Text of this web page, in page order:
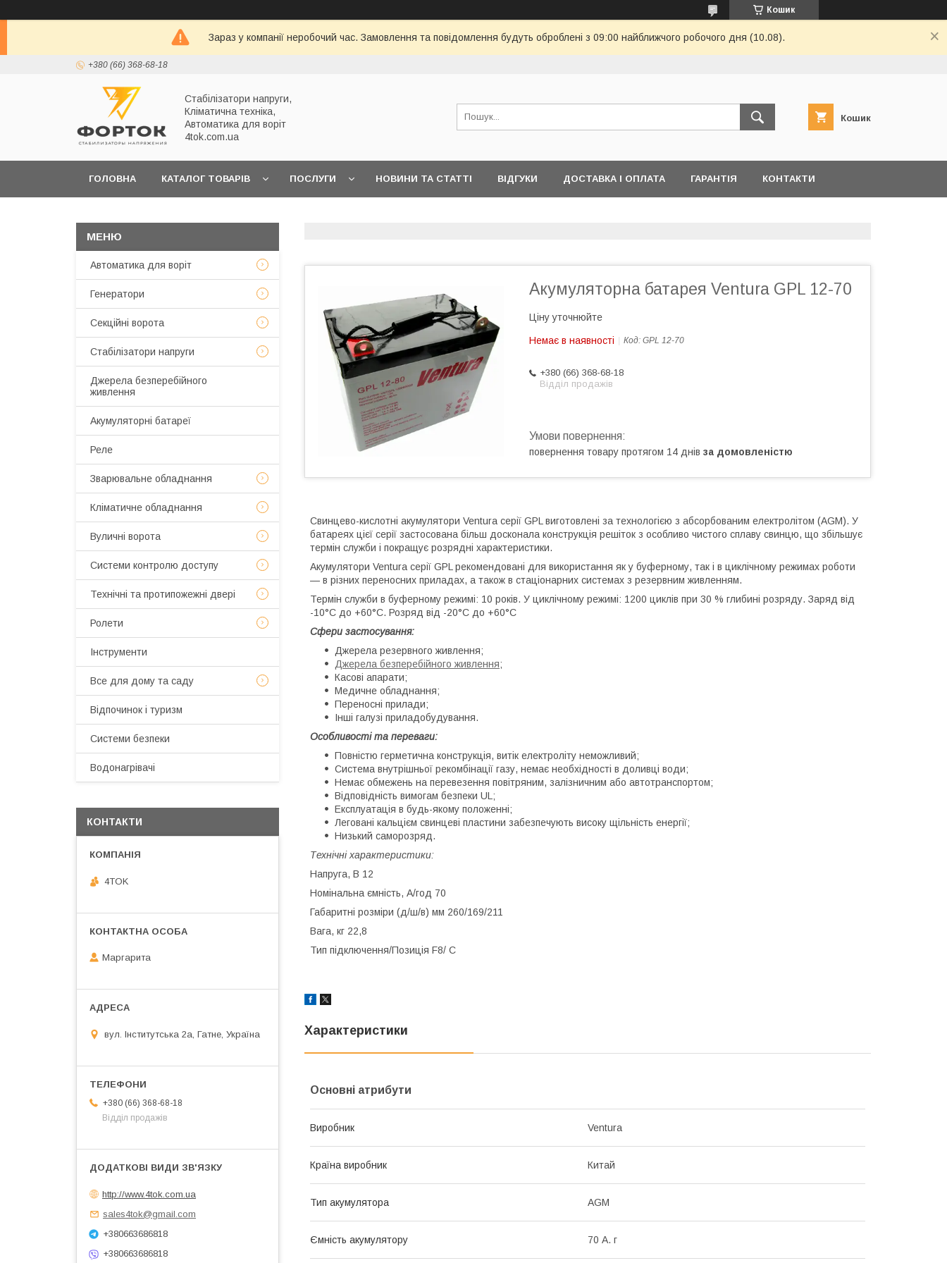
Кошик
Зараз у компанії неробочий час. Замовлення та повідомлення будуть оброблені з 09:00 найближчого робочого дня (10.08).
+380 (66) 368-68-18
Стабілізатори напруги,
Кліматична техніка,
Автоматика для воріт
4tok.com.ua
Кошик
ГОЛОВНА КАТАЛОГ ТОВАРІВ ПОСЛУГИ НОВИНИ ТА СТАТТІ ВІДГУКИ ДОСТАВКА І ОПЛАТА ГАРАНТІЯ КОНТАКТИ
Акумуляторна батарея Ventura GPL 12-70
Ціну уточнюйте
Немає в наявності Код: GPL 12-70
+380 (66) 368-68-18
Відділ продажів
повернення товару протягом 14 днів за домовленістю
Свинцево-кислотні акумулятори Ventura серії GPL виготовлені за технологією з абсорбованим електролітом (AGM). У
батареях цієї серії застосована більш досконала конструкція решіток з особливо чистого сплаву свинцю, що збільшує
термін служби і покращує розрядні характеристики.
Акумулятори Ventura серії GPL рекомендовані для використання як у буферному, так і в циклічному режимах роботи
— в різних переносних приладах, а також в стаціонарних системах з резервним живленням.
Термін служби в буферному режимі: 10 років. У циклічному режимі: 1200 циклів при 30 % глибині розряду. Заряд від
-10°С до +60°С. Розряд від -20°С до +60°С
Сфери застосування:
Джерела резервного живлення;
Джерела безперебійного живлення;
Касові апарати;
Медичне обладнання;
Переносні прилади;
Інші галузі приладобудування.
Особливості та переваги:
Повністю герметична конструкція, витік електроліту неможливий;
Система внутрішньої рекомбінації газу, немає необхідності в доливці води;
Немає обмежень на перевезення повітряним, залізничним або автотранспортом;
Відповідність вимогам безпеки UL;
Експлуатація в будь-якому положенні;
Леговані кальцієм свинцеві пластини забезпечують високу щільність енергії;
Низький саморозряд.
Технічні характеристики:
Напруга, В 12
Номінальна ємність, А/год 70
Габаритні розміри (д/ш/в) мм 260/169/211
Вага, кг 22,8
Тип підключення/Позиція F8/ С
Характеристики
Основні атрибути
Виробник Ventura
Країна виробник Китай
Тип акумулятора AGM
Ємність акумулятору 70 А. г
Автоматика для воріт
Генератори
Секційні ворота
Стабілізатори напруги
Джерела безперебійного
живлення
Акумуляторні батареї
Реле
Зварювальне обладнання
Кліматичне обладнання
Вуличні ворота
Системи контролю доступу
Технічні та протипожежні двері
Ролети
Інструменти
Все для дому та саду
Відпочинок і туризм
Системи безпеки
Водонагрівачі
КОНТАКТИ
4TOK
Маргарита
вул. Інститутська 2а, Гатне, Україна
+380 (66) 368-68-18
Відділ продажів
http://www.4tok.com.ua
sales4tok@gmail.com
+380663686818
+380663686818